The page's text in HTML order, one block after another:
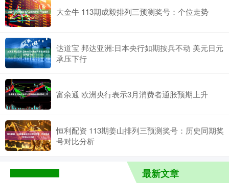
大金牛 113期成毅排列三预测奖号：个位走势
达道宝 邦达亚洲:日本央行如期按兵不动 美元日元
承压下行
富余通 欧洲央行表示3月消费者通胀预期上升
恒利配资 113期姜山排列三预测奖号：历史同期奖
号对比分析
最新文章